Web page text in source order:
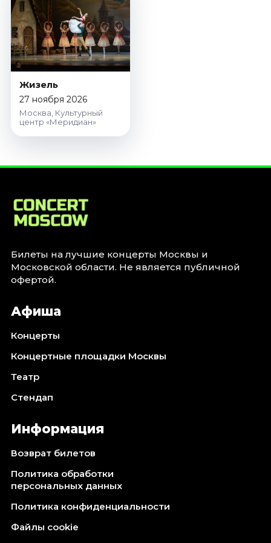
Январь 2027
Стендап
Август 2026
Сентябрь 2026
Ноябрь 2026
Декабрь 2026
Выставки
Сентябрь 2026
Декабрь 2026
Январь 2027
Сентябрь 2026
Октябрь 2026
Сентябрь 2026
Октябрь 2026
События
Август 2026
Октябрь 2026
Декабрь 2026
Январь 2027
Жизель
27 ноября 2026
Москва, Культурный
центр «Меридиан»
Билеты на лучшие концерты Москвы и
Московской области. Не является публичной
офертой.
Афиша
Концерты
Концертные площадки Москвы
Театр
Стендап
Информация
Возврат билетов
Политика обработки
персональных данных
Политика конфиденциальности
Файлы cookie